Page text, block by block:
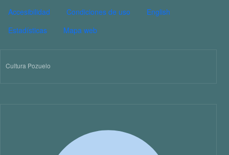
15
PIE DE PÁGINA CULTURA
Accesibilidad Condiciones de uso
English
Estadísticas
Mapa web
Cultura Pozuelo